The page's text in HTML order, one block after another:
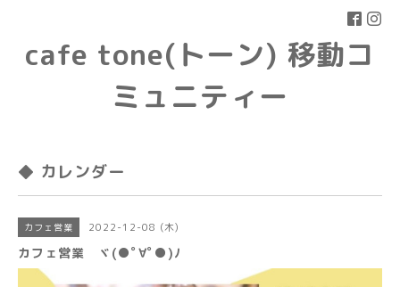
cafe tone(トーン) 移動コ
ミュニティー
◆ カレンダー
カフェ営業 2022-12-08 (木)
カフェ営業 ヾ(●ﾟ∀ﾟ●)ﾉ